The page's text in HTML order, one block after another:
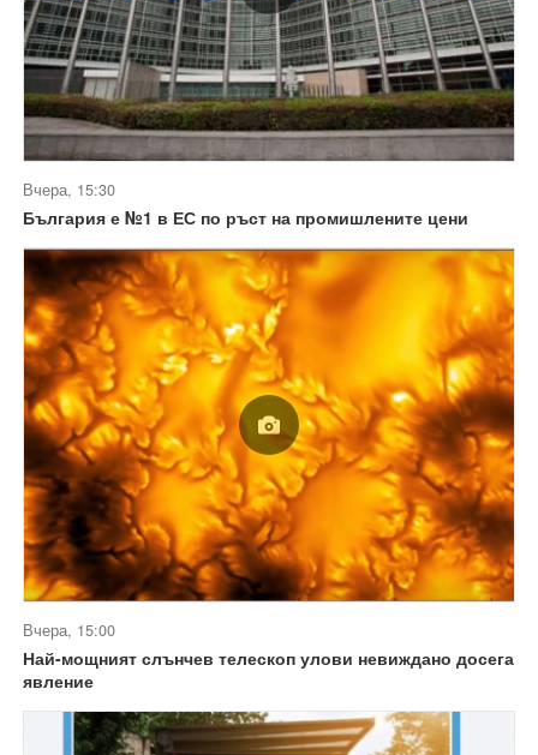
Вчера, 15:30
България е №1 в ЕС по ръст на промишлените цени
Вчера, 15:00
Най-мощният слънчев телескоп улови невиждано досега
явление